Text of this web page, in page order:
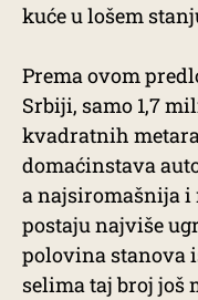
kuće u lošem
Prema ovom
Srbiji, samo 1,7
kvadratnih
domaćinstava
a najsiromašnija
postaju najviše
polovina stanova
selima taj broj još